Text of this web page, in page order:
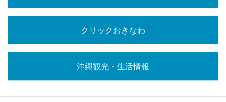
クリックおきなわ
沖縄観光・生活情報